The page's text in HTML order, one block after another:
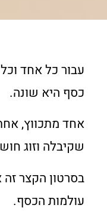
עבור כל אחד
כסף היא שונה.
אחד מתכווץ,
שקיבלה וזוג
בסרטון הקצר
עולמות הכסף.